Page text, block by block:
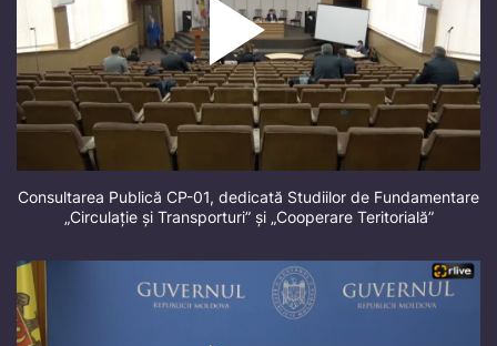
Consultarea Publică CP-01, dedicată Studiilor de Fundamentare
„Circulație și Transporturi” și „Cooperare Teritorială”